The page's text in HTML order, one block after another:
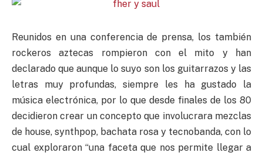
Reunidos en una conferencia de prensa, los también
rockeros aztecas rompieron con el mito y han
declarado que aunque lo suyo son los guitarrazos y las
letras muy profundas, siempre les ha gustado la
música electrónica, por lo que desde finales de los 80
decidieron crear un concepto que involucrara mezclas
de house, synthpop, bachata rosa y tecnobanda, con lo
cual exploraron “una faceta que nos permite llegar a